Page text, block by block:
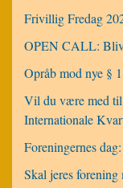
Frivillig Fredag
OPEN CALL:
Opråb mod nye §
Vil du være med
Internationale
Foreningernes
Skal jeres forening